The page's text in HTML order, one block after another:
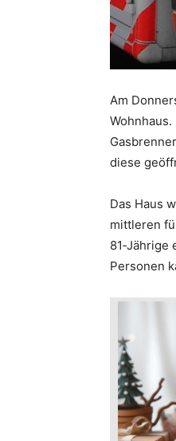
Am
diese
Das Haus
mittleren
Personen